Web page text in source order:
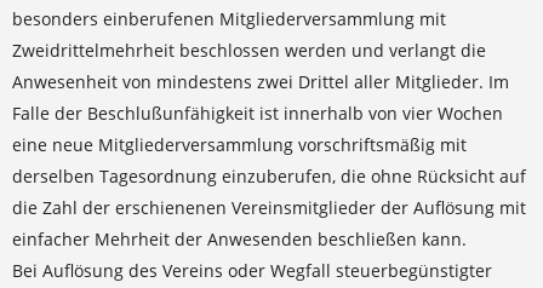
besonders einberufenen Mitgliederversammlung mit
Zweidrittelmehrheit beschlossen werden und verlangt die
Anwesenheit von mindestens zwei Drittel aller Mitglieder. Im
Falle der Beschlußunfähigkeit ist innerhalb von vier Wochen
eine neue Mitgliederversammlung vorschriftsmäßig mit
derselben Tagesordnung einzuberufen, die ohne Rücksicht auf
die Zahl der erschienenen Vereinsmitglieder der Auflösung mit
einfacher Mehrheit der Anwesenden beschließen kann.
Bei Auflösung des Vereins oder Wegfall steuerbegünstigter